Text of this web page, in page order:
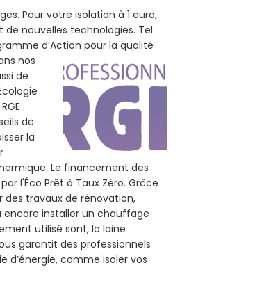
Pour votre isolation à 1 euro,
nouvelles technologies. Tel
d’Action pour la qualité
nos
de
de
la
Le financement des
l'Éco Prêt à Taux Zéro. Grâce
des travaux de rénovation,
encore installer un chauffage
utilisé sont, la laine
garantit des professionnels
d’énergie, comme isoler vos